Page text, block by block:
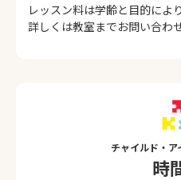
レッスン料は学齢と目的によ
詳しくは教室までお問い合わ
チャイルド・
時